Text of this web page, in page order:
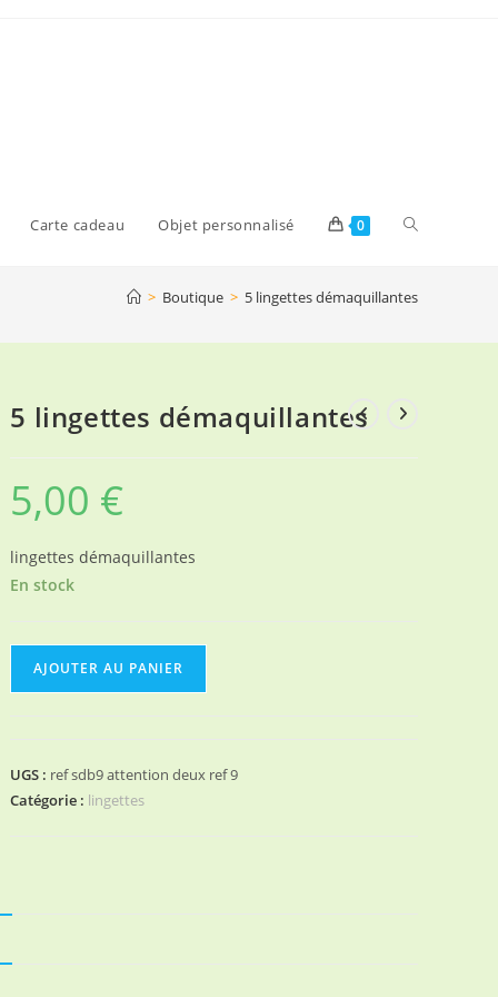
Carte cadeau Objet personnalisé 0 Toggle
website
> Boutique > 5 lingettes démaquillantes
5 lingettes démaquillantes
5,00 €
lingettes démaquillantes
En stock
démaquillantes
AJOUTER AU PANIER
UGS : ref sdb9 attention deux ref 9
Catégorie : lingettes